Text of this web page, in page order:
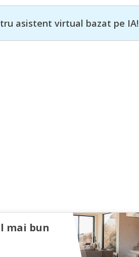
asistent virtual bazat pe IA!
mai bun